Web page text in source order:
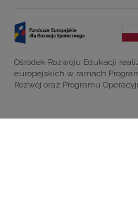
Ośrodek Rozwoju Edukacji
europejskich w ramach
Rozwój oraz Programu